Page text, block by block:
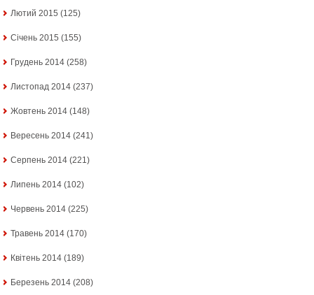
Лютий 2015 (125)
Січень 2015 (155)
Грудень 2014 (258)
Листопад 2014 (237)
Жовтень 2014 (148)
Вересень 2014 (241)
Серпень 2014 (221)
Липень 2014 (102)
Червень 2014 (225)
Травень 2014 (170)
Квітень 2014 (189)
Березень 2014 (208)